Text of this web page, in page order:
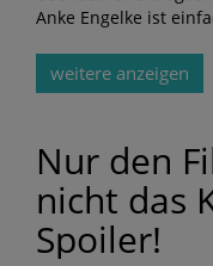
Anke Engelke ist
weitere anzeigen
Nur den
nicht das
Spoiler!